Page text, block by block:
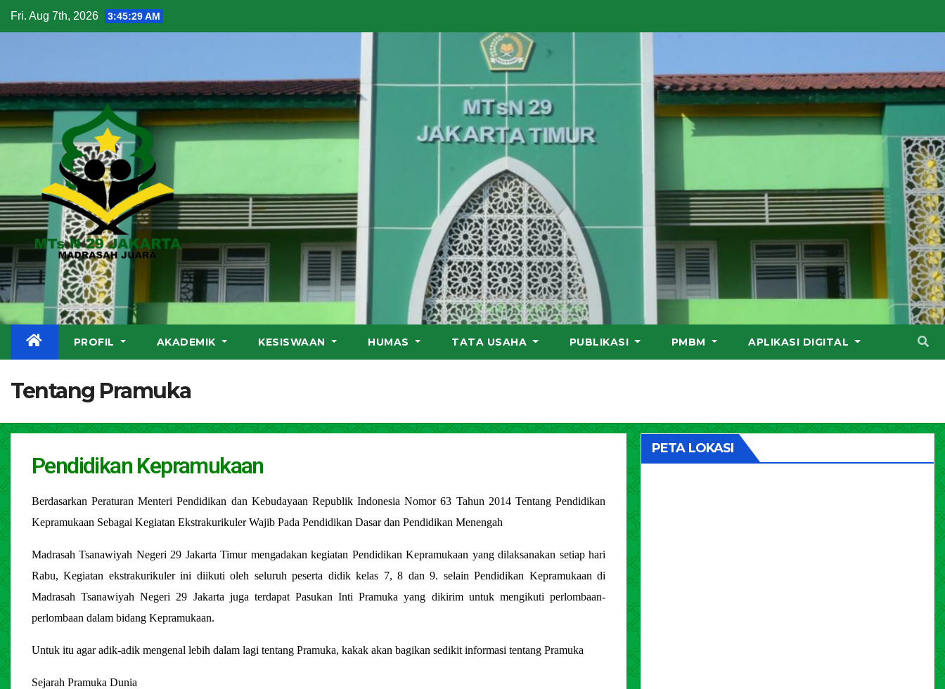
Fri. Aug 7th, 2026 3:45:30 AM
PROFIL AKADEMIK KESISWAAN HUMAS TATA USAHA PUBLIKASI PMBM APLIKASI DIGITAL
Tentang Pramuka
Pendidikan Kepramukaan
Berdasarkan Peraturan Menteri Pendidikan dan Kebudayaan Republik Indonesia Nomor 63 Tahun 2014 Tentang Pendidikan
Kepramukaan Sebagai Kegiatan Ekstrakurikuler Wajib Pada Pendidikan Dasar dan Pendidikan Menengah
Madrasah Tsanawiyah Negeri 29 Jakarta Timur mengadakan kegiatan Pendidikan Kepramukaan yang dilaksanakan setiap hari
Rabu, Kegiatan ekstrakurikuler ini diikuti oleh seluruh peserta didik kelas 7, 8 dan 9. selain Pendidikan Kepramukaan di
Madrasah Tsanawiyah Negeri 29 Jakarta juga terdapat Pasukan Inti Pramuka yang dikirim untuk mengikuti perlombaan-
perlombaan dalam bidang Kepramukaan.
Untuk itu agar adik-adik mengenal lebih dalam lagi tentang Pramuka, kakak akan bagikan sedikit informasi tentang Pramuka
Sejarah Pramuka Dunia
PETA LOKASI